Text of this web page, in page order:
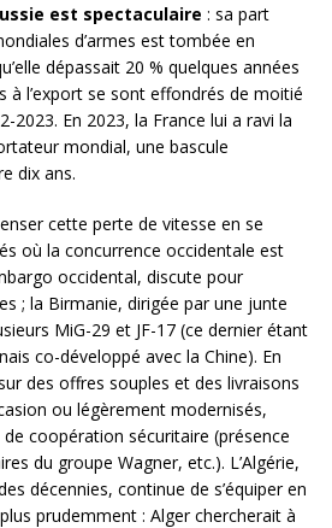
est spectaculaire : sa part
d’armes est tombée en
dépassait 20 % quelques années
à l’export se sont effondrés de moitié
2023. En 2023, la France lui a ravi la
mondial, une bascule
dix ans.
cette perte de vitesse en se
où la concurrence occidentale est
occidental, discute pour
; la Birmanie, dirigée par une junte
MiG-29 et JF-17 (ce dernier étant
co-développé avec la Chine). En
des offres souples et des livraisons
ou légèrement modernisés,
coopération sécuritaire (présence
du groupe Wagner, etc.). L’Algérie,
décennies, continue de s’équiper en
prudemment : Alger chercherait à